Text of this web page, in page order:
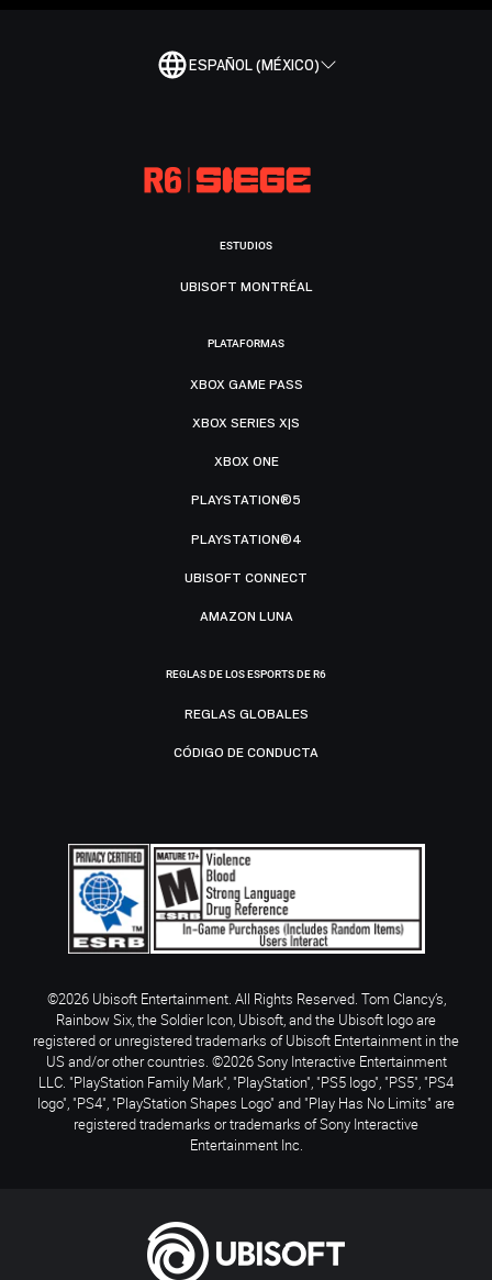
ESPAÑOL (MÉXICO)
ESTUDIOS
UBISOFT MONTRÉAL
PLATAFORMAS
XBOX GAME PASS
XBOX SERIES X|S
XBOX ONE
PLAYSTATION®5
PLAYSTATION®4
UBISOFT CONNECT
AMAZON LUNA
REGLAS DE LOS ESPORTS DE R6
REGLAS GLOBALES
CÓDIGO DE CONDUCTA
©2026 Ubisoft Entertainment. All Rights Reserved. Tom Clancy’s,
Rainbow Six, the Soldier Icon, Ubisoft, and the Ubisoft logo are
registered or unregistered trademarks of Ubisoft Entertainment in the
US and/or other countries. ©2026 Sony Interactive Entertainment
LLC. "PlayStation Family Mark", "PlayStation", "PS5 logo", "PS5", "PS4
logo", "PS4", "PlayStation Shapes Logo" and "Play Has No Limits" are
registered trademarks or trademarks of Sony Interactive
Entertainment Inc.